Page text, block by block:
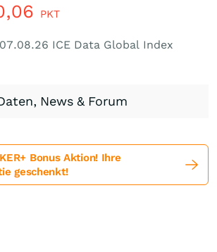
PKT
07.08.26 ICE Data Global Index
News & Forum
Bonus Aktion! Ihre
geschenkt!